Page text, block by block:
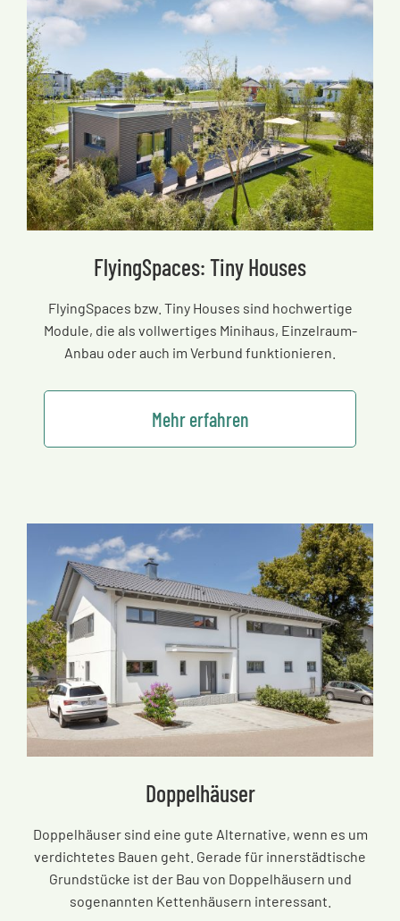
FlyingSpaces: Tiny Houses
FlyingSpaces bzw. Tiny Houses sind hochwertige
Module, die als vollwertiges Minihaus, Einzelraum-
Anbau oder auch im Verbund funktionieren.
Mehr erfahren
Doppelhäuser
Doppelhäuser sind eine gute Alternative, wenn es um
verdichtetes Bauen geht. Gerade für innerstädtische
Grundstücke ist der Bau von Doppelhäusern und
sogenannten Kettenhäusern interessant.